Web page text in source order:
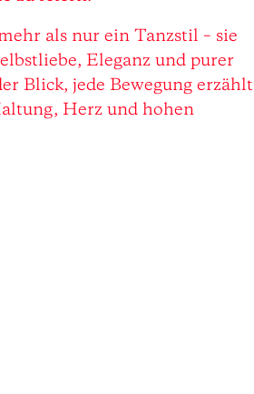
als nur ein Tanzstil – sie
Eleganz und purer
Blick, jede Bewegung erzählt
Herz und hohen